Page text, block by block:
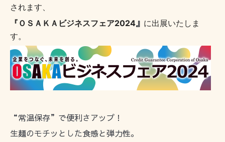
されます、
『 ＯＳＡＫＡビジネスフェア2024』 に出展いたしま
す。
“常温保存”で便利さアップ！
生麺のモチッとした食感と弾力性。